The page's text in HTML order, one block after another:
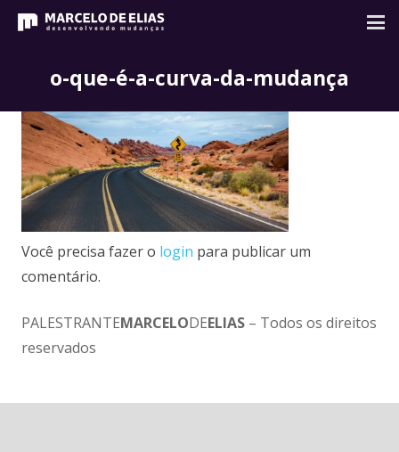
o-que-é-a-curva-da-mudança
Você precisa fazer o login para publicar um
comentário.
PALESTRANTEMARCELODEELIAS – Todos os direitos
reservados